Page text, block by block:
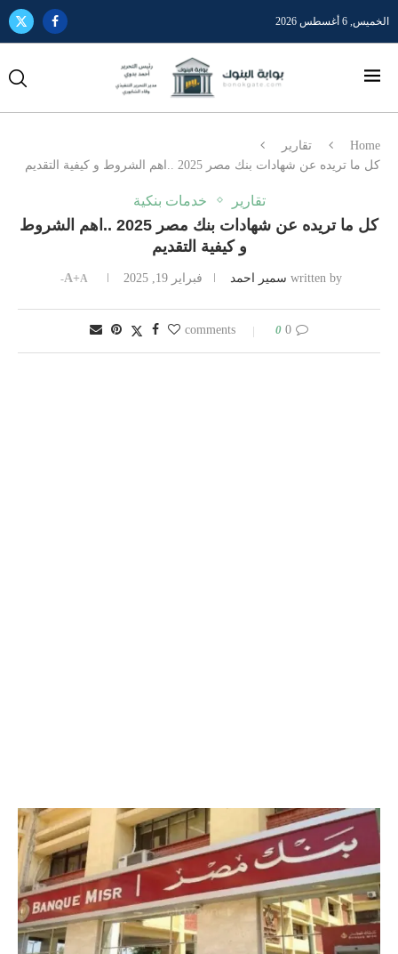
الخميس, 6 أغسطس 2026
Home
تقارير
كل ما تريده عن شهادات بنك مصر 2025 ..اهم الشروط و كيفية التقديم
تقارير خدمات بنكية
كل ما تريده عن شهادات بنك مصر 2025 ..اهم الشروط
و كيفية التقديم
written by سمير احمد فبراير 19, 2025 A+A-
0 comments
0